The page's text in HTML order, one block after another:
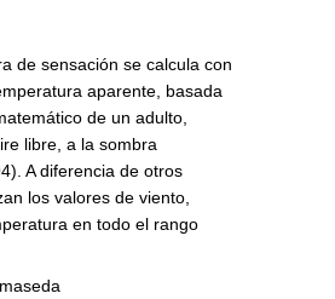
de sensación se calcula con
aparente, basada
de un adulto,
libre, a la sombra
A diferencia de otros
los valores de viento,
en todo el rango